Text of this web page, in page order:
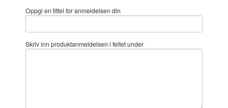
Oppgi en tittel for anmeldelsen din
Skriv inn produktanmeldelsen i feltet under